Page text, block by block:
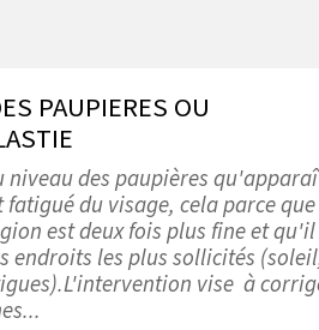
PAUPIERES OU
niveau des paupières
du visage, cela parce
est deux fois plus fine et qu'il
endroits les plus sollicités
vise à